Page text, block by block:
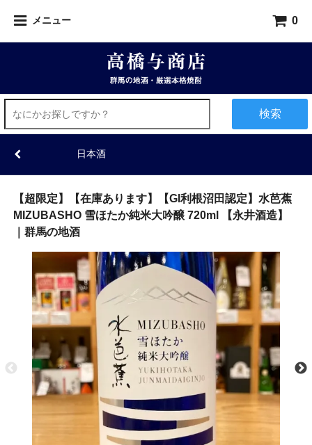
メニュー 0
検索
日本酒
【超限定】【在庫あります】【GI利根沼田認定】水芭蕉
MIZUBASHO 雪ほたか純米大吟醸 720ml 【永井酒造】
｜群馬の地酒